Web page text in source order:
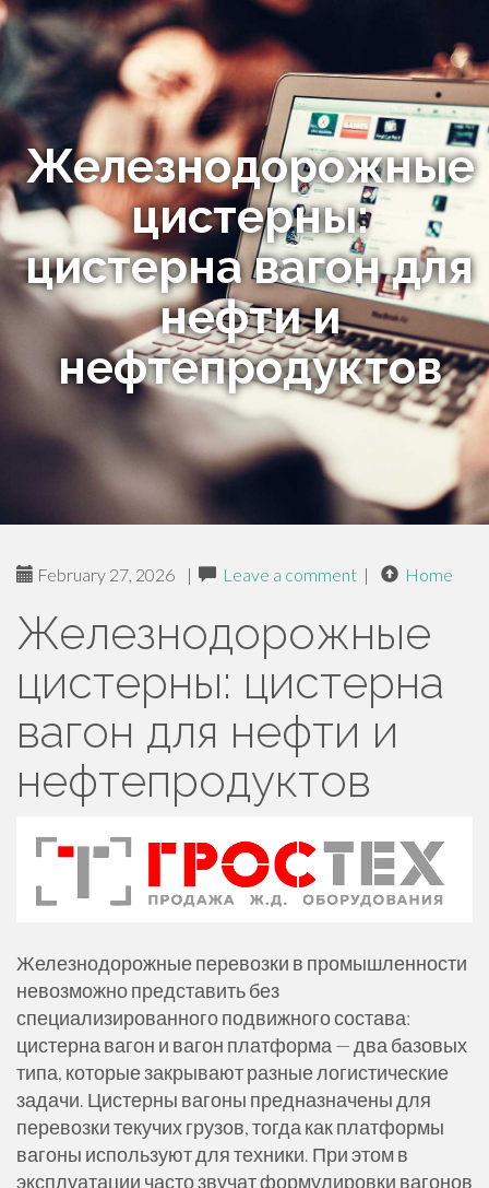
Железнодорожные
цистерны:
цистерна вагон для
нефти и
нефтепродуктов
February 27, 2026 | Leave a comment | Home
Железнодорожные
цистерны: цистерна
вагон для нефти и
нефтепродуктов
Железнодорожные перевозки в промышленности
невозможно представить без
специализированного подвижного состава:
цистерна вагон и вагон платформа — два базовых
типа, которые закрывают разные логистические
задачи. Цистерны вагоны предназначены для
перевозки текучих грузов, тогда как платформы
вагоны используют для техники. При этом в
эксплуатации часто звучат формулировки вагонов